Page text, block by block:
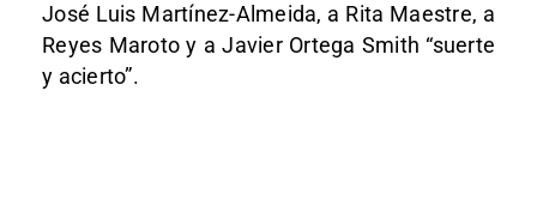
José Luis Martínez-Almeida, a Rita Maestre, a
Reyes Maroto y a Javier Ortega Smith “suerte
y acierto”.